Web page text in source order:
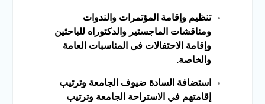
تنظيم وإقامة المؤتمرات والندوات
ومناقشات الماجستير والدكتوراه للباحثين
وإقامة الاحتفالات فى المناسبات العامة
والخاصة.
استضافة السادة ضيوف الجامعة وترتيب
إقامتهم في الاستراحة الجامعة وترتيب